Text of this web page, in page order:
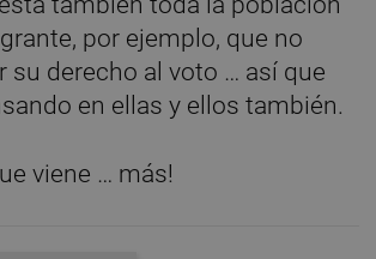
por ejemplo, que no
su derecho al voto … así que
en ellas y ellos también.
viene … más!